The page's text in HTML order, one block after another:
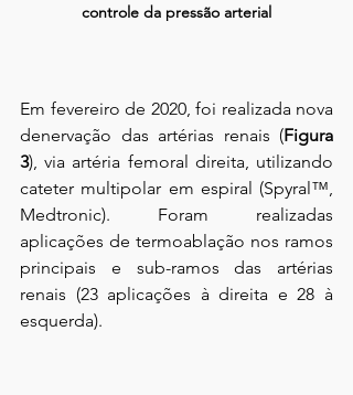
controle da pressão arterial
Em fevereiro de 2020, foi realizada nova
denervação das artérias renais (Figura
3), via artéria femoral direita, utilizando
cateter multipolar em espiral (Spyral™,
Medtronic). Foram realizadas
aplicações de termoablação nos ramos
principais e sub-ramos das artérias
renais (23 aplicações à direita e 28 à
esquerda).